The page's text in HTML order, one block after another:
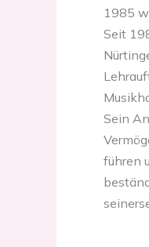
1985
Seit
Sein
führen